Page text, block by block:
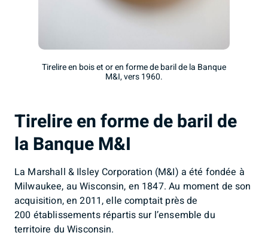
Tirelire en bois et or en forme de baril de la Banque
M&I, vers 1960.
Tirelire en forme de baril de
la Banque M&I
La Marshall & Ilsley Corporation (M&I) a été fondée à
Milwaukee, au Wisconsin, en 1847. Au moment de son
acquisition, en 2011, elle comptait près de
200 établissements répartis sur l’ensemble du
territoire du Wisconsin.